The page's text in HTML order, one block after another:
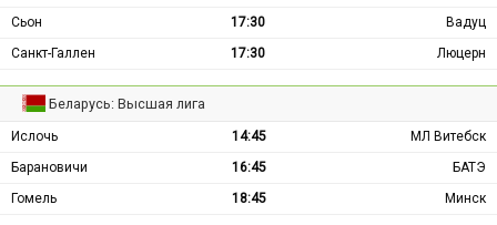
Сьон
17:30
Вадуц
Санкт-Галлен
17:30 Люцерн
Беларусь: Высшая лига
Ислочь 14:45
МЛ Витебск
Барановичи
16:45
БАТЭ
Гомель
18:45 Минск